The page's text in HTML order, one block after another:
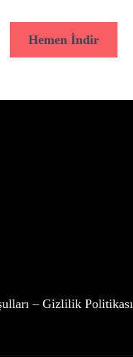
Hemen İndir
– Gizlilik Politikası